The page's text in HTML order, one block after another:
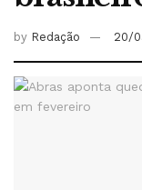
by Redação 20/